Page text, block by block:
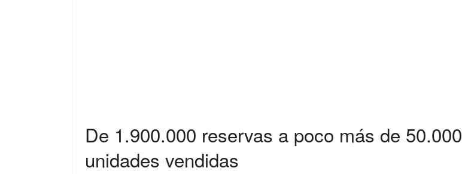
De 1.900.000 reservas a poco más de 50.000
unidades vendidas